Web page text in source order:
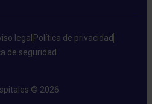
legal Política de privacidad
de seguridad
© 2026